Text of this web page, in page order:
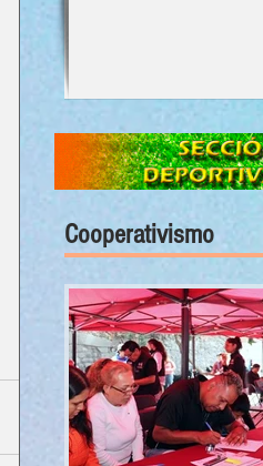
Cooperativismo